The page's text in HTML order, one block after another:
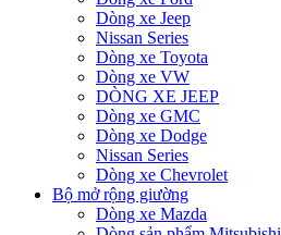
Dòng xe Jeep
Nissan Series
Dòng xe Toyota
Dòng xe VW
DÒNG XE JEEP
Dòng xe GMC
Dòng xe Dodge
Nissan Series
Dòng xe Chevrolet
Bộ mở rộng giường
Dòng xe Mazda